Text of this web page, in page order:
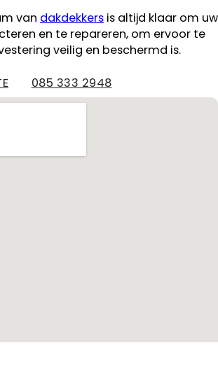
van dakdekkers is altijd klaar om uw
en te repareren, om ervoor te
veilig en beschermd is.
085 333 2948